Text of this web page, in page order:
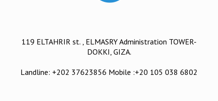
119 ELTAHRIR st. , ELMASRY Administration TOWER-
DOKKI, GIZA.
Landline: +202 37623856 Mobile :+20 105 038 6802